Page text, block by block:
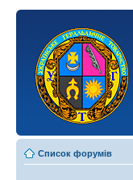
Список форумів